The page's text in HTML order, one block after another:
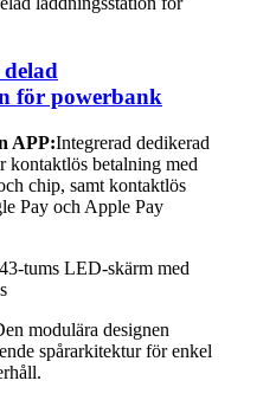
för powerbank
APP:Integrerad dedikerad
kontaktlös betalning med
chip, samt kontaktlös
Pay och Apple Pay
43-tums LED-skärm med
modulära designen
spårarkitektur för enkel